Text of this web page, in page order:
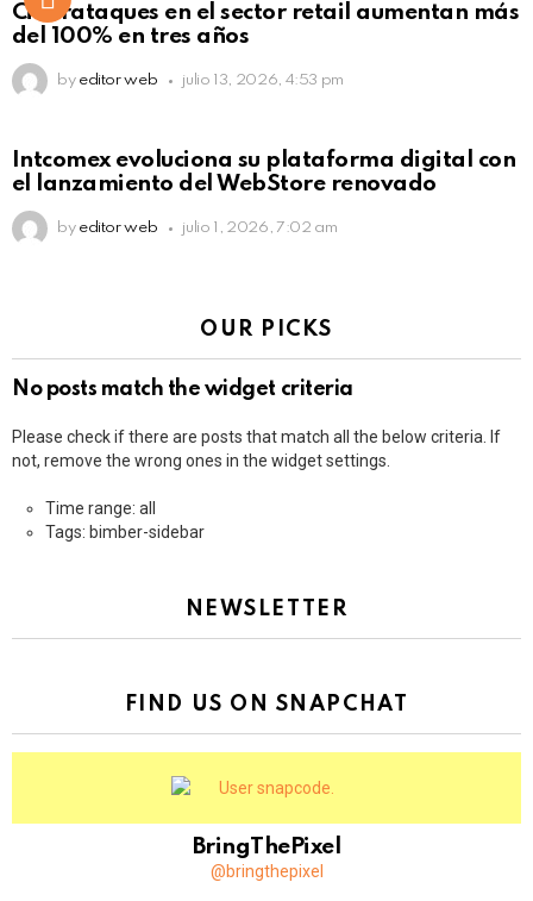
Ciberataques en el sector retail aumentan más
del 100% en tres años
by editor web julio 13, 2026, 4:53 pm
Intcomex evoluciona su plataforma digital con
el lanzamiento del WebStore renovado
by editor web julio 1, 2026, 7:02 am
OUR PICKS
No posts match the widget criteria
Please check if there are posts that match all the below criteria. If
not, remove the wrong ones in the widget settings.
Time range: all
Tags: bimber-sidebar
NEWSLETTER
FIND US ON SNAPCHAT
BringThePixel
@bringthepixel